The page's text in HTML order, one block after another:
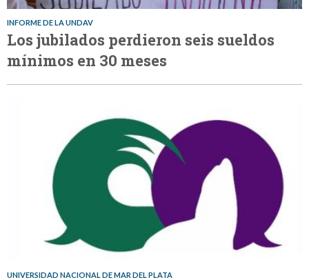
INFORME DE LA UNDAV
Los jubilados perdieron seis sueldos
mínimos en 30 meses
UNIVERSIDAD NACIONAL DE MAR DEL PLATA